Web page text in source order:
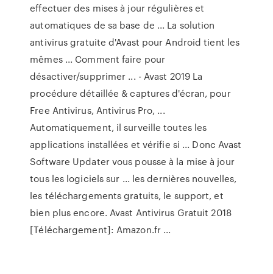
effectuer des mises à jour régulières et
automatiques de sa base de ... La solution
antivirus gratuite d'Avast pour Android tient les
mêmes ... Comment faire pour
désactiver/supprimer ... - Avast 2019 La
procédure détaillée & captures d'écran, pour
Free Antivirus, Antivirus Pro, ...
Automatiquement, il surveille toutes les
applications installées et vérifie si ... Donc Avast
Software Updater vous pousse à la mise à jour
tous les logiciels sur ... les dernières nouvelles,
les téléchargements gratuits, le support, et
bien plus encore. Avast Antivirus Gratuit 2018
[Téléchargement]: Amazon.fr ...